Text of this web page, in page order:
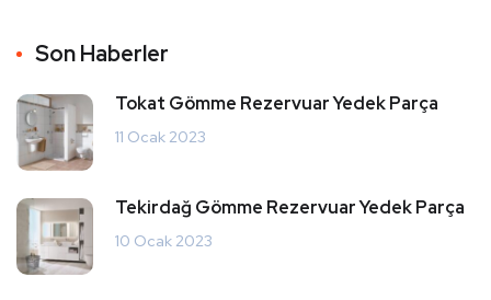
Son Haberler
Tokat Gömme Rezervuar Yedek Parça
11 Ocak 2023
Tekirdağ Gömme Rezervuar Yedek Parça
10 Ocak 2023